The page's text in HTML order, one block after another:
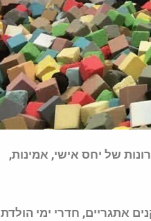
של יחס אישי, אמינות,
אתגריים, חדרי ימי הולדת